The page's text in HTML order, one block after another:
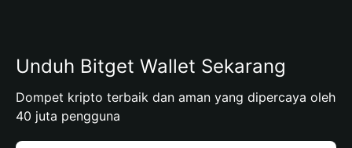
Unduh Bitget Wallet Sekarang
Dompet kripto terbaik dan aman yang dipercaya oleh
40 juta pengguna